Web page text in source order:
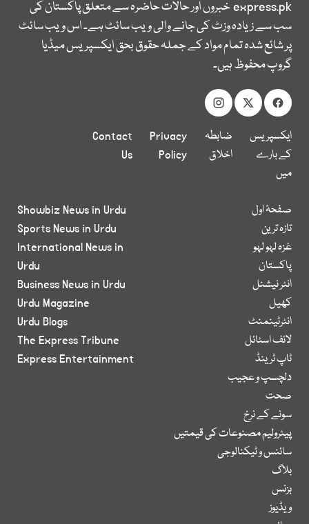
express.pkخبروں اور حالات حاضرہ سے متعلق پاکستان کی
سب سے زیادہ وزٹ کی جانے والی ویب سائٹ ہے۔ اس ویب سائٹ
پر شائع شدہ تمام مواد کے جملہ حقوق بحق ایکسپریس میڈیا
گروپ محفوظ ہیں۔
ایکسپریس
کے بارے
میں
ضابطہ
اخلاق
Privacy
Policy
Contact
Us
صفحۂ اول
تازہ ترین
غزہ لہو لہو
پاکستان
انٹر نیشنل
کھیل
انٹرٹینمنٹ
لائف اسٹائل
ٹاپ ٹرینڈ
دلچسپ و عجیب
صحت
سونے کے نرخ
پیٹرولیم مصنوعات کی قیمتیں
سائنس و ٹیکنالوجی
بلاگ
بزنس
ویڈیوز
Showbiz News in Urdu
Sports News in Urdu
International News in
Urdu
Business News in Urdu
Urdu Magazine
Urdu Blogs
The Express Tribune
Express Entertainment